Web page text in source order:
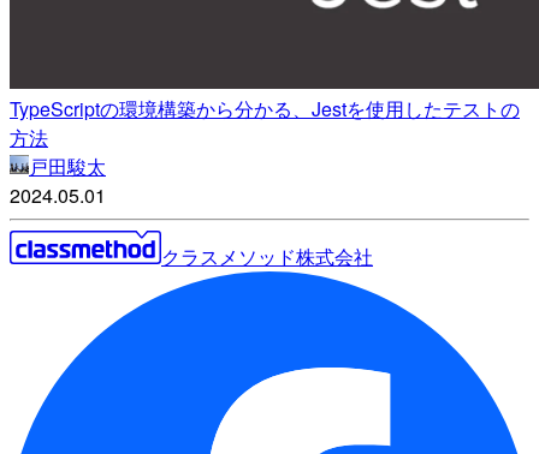
TypeScriptの環境構築から分かる、Jestを使用したテストの
方法
戸田駿太
2024.05.01
クラスメソッド株式会社